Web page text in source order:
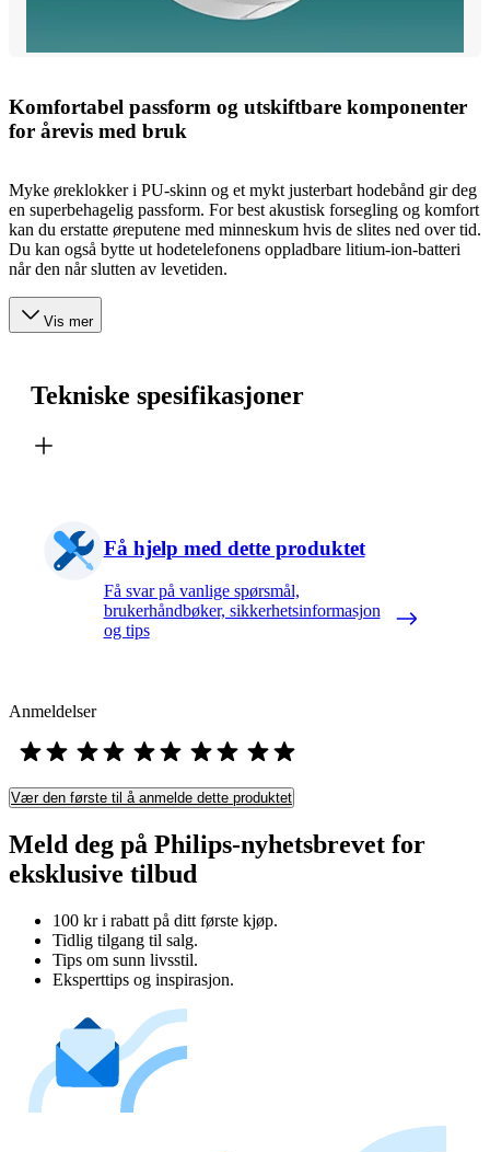
Komfortabel passform og utskiftbare komponenter
for årevis med bruk
Myke øreklokker i PU-skinn og et mykt justerbart hodebånd gir deg
en superbehagelig passform. For best akustisk forsegling og komfort
kan du erstatte øreputene med minneskum hvis de slites ned over tid.
Du kan også bytte ut hodetelefonens oppladbare litium-ion-batteri
når den når slutten av levetiden.
Vis mer
Tekniske spesifikasjoner
Få hjelp med dette produktet
Få svar på vanlige spørsmål,
brukerhåndbøker, sikkerhetsinformasjon
og tips
Anmeldelser
Vær den første til å anmelde dette produktet
Meld deg på Philips-nyhetsbrevet for
eksklusive tilbud
100 kr i rabatt på ditt første kjøp.
Tidlig tilgang til salg.
Tips om sunn livsstil.
Eksperttips og inspirasjon.